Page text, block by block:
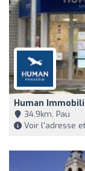
Human
34,9km, Pau
Voir l'adresse